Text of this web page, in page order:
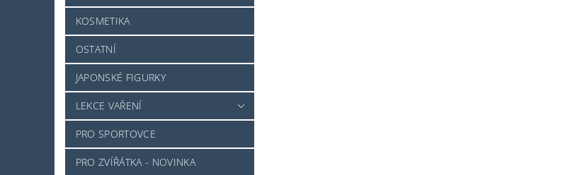
KOSMETIKA
OSTATNÍ
JAPONSKÉ FIGURKY
LEKCE VAŘENÍ
PRO SPORTOVCE
PRO ZVÍŘÁTKA - NOVINKA